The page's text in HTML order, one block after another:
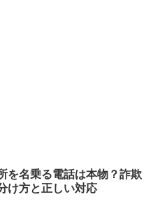
を名乗る電話は本物？詐欺
け方と正しい対応